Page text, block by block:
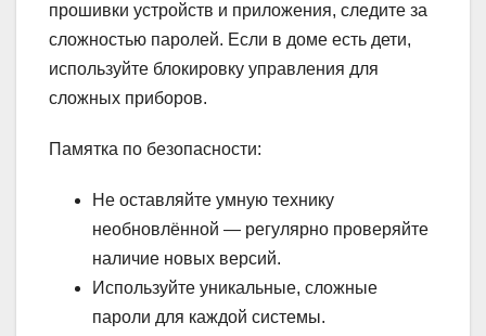
прошивки устройств и приложения, следите за
сложностью паролей. Если в доме есть дети,
используйте блокировку управления для
сложных приборов.
Памятка по безопасности:
Не оставляйте умную технику
необновлённой — регулярно проверяйте
наличие новых версий.
Используйте уникальные, сложные
пароли для каждой системы.